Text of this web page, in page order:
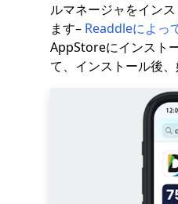
ルマネージャをイン
ます– Readdleによっ
AppStoreにインスト
て、インストール後、